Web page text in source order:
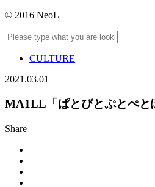
© 2016 NeoL
CULTURE
2021.03.01
MA1LL「ぱとぴとぷとぺと
Share